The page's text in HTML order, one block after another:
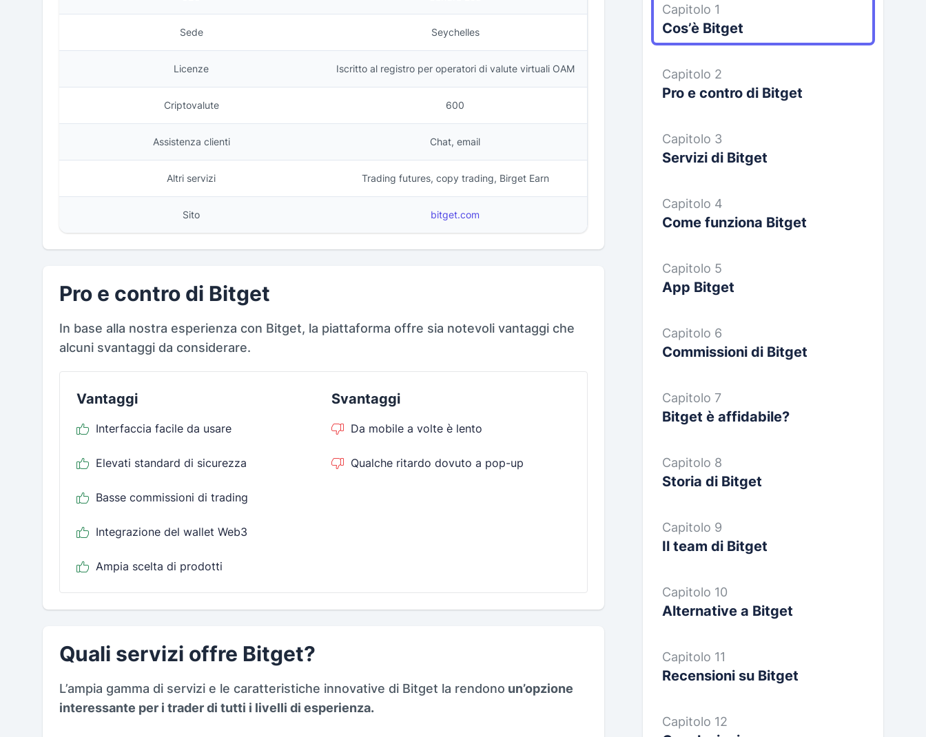
Sede Seychelles
Licenze Iscritto al registro per operatori di valute virtuali OAM
Criptovalute 600
Assistenza clienti Chat, email
Altri servizi Trading futures, copy trading, Birget Earn
Sito bitget.com
Pro e contro di Bitget
In base alla nostra esperienza con Bitget, la piattaforma offre sia notevoli vantaggi che
alcuni svantaggi da considerare.
Vantaggi
Interfaccia facile da usare
Elevati standard di sicurezza
Basse commissioni di trading
Integrazione del wallet Web3
Ampia scelta di prodotti
Svantaggi
Da mobile a volte è lento
Qualche ritardo dovuto a pop-up
Quali servizi offre Bitget?
L’ampia gamma di servizi e le caratteristiche innovative di Bitget la rendono un’opzione
interessante per i trader di tutti i livelli di esperienza.
Capitolo 1
Cos’è Bitget
Capitolo 2
Pro e contro di Bitget
Capitolo 3
Servizi di Bitget
Capitolo 4
Come funziona Bitget
Capitolo 5
App Bitget
Capitolo 6
Commissioni di Bitget
Capitolo 7
Bitget è affidabile?
Capitolo 8
Storia di Bitget
Capitolo 9
Il team di Bitget
Capitolo 10
Alternative a Bitget
Capitolo 11
Recensioni su Bitget
Capitolo 12